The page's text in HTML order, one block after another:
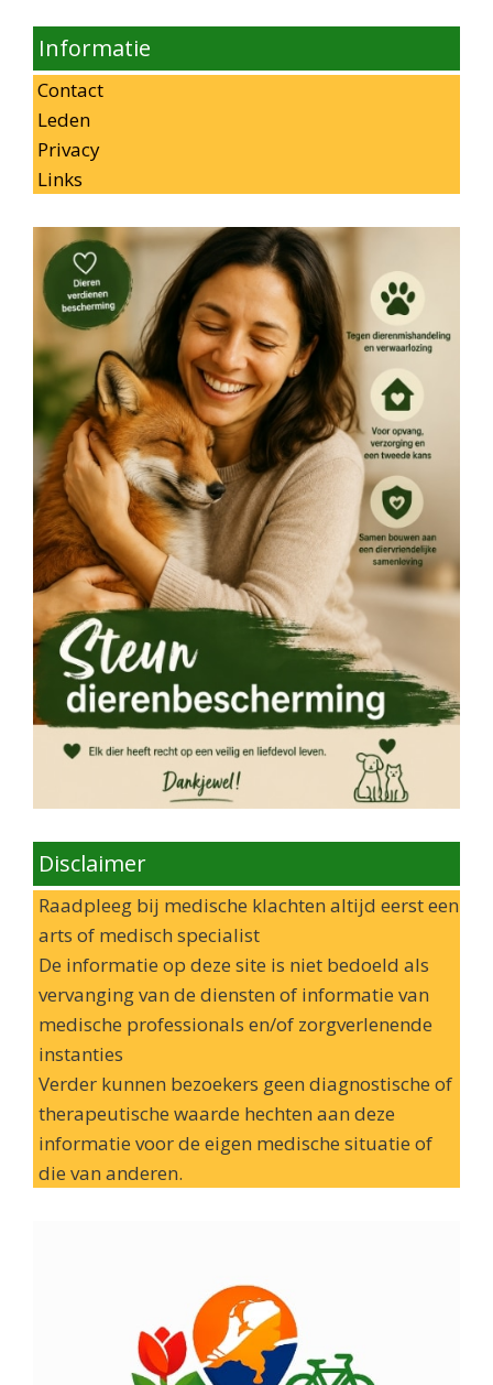
Informatie
Contact
Leden
Privacy
Links
Disclaimer
Raadpleeg bij medische klachten altijd eerst een
arts of medisch specialist
De informatie op deze site is niet bedoeld als
vervanging van de diensten of informatie van
medische professionals en/of zorgverlenende
instanties
Verder kunnen bezoekers geen diagnostische of
therapeutische waarde hechten aan deze
informatie voor de eigen medische situatie of
die van anderen.